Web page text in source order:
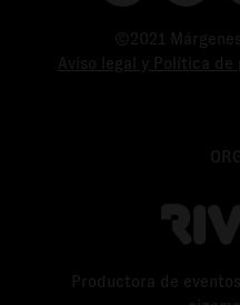
©2021
Aviso legal y Política de
Productora de